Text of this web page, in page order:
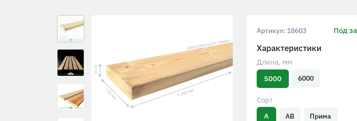
Артикул: 18603 Под
Характеристики
Длина, мм
5000
6000
Сорт
А
АВ Прима